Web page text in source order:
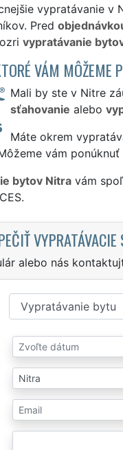
vypratávanie
Pred
vypratávanie
VÁM MÔŽEME
Mali by ste v Nitre
sťahovanie alebo
Máte okrem
vám
bytov Nitravám
alebo nás